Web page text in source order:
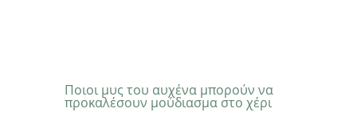
Ποιοι μυς του αυχένα μπορούν να
προκαλέσουν μούδιασμα στο χέρι